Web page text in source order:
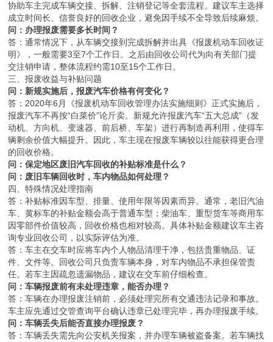
协助车主完成车辆交接、拆解、注销登记等全套流程。建议车主选择
成立时间长、信誉良好的回收企业，避免因手续不全导致后续麻烦。
问：办理报废需要多长时间？
答：通常情况下，从车辆交接到完成拆解并出具《报废机动车回收证
明》，一般需要3至7个工作日。之后由回收公司代为向有关部门提
交注销申请，整体流程约需10至15个工作日。
三、报废收益与补贴问题
问：新规实施后，报废汽车价格有何变化？
答：2020年6月《报废机动车回收管理办法实施细则》正式实施后，
报废汽车不再按“白菜价”论斤卖。新规允许报废汽车“五大总成”（发
动机、方向机、变速器、前后桥、车架）进行再制造再利用，使得车
辆剩余价值大幅提升。因此，车主现在报废车辆较以往能获得更合理
的回收价格。
问：保定地区废旧汽车回收的补贴标准是什么？
问：废旧车辆回收时，车内物品如何处理？
四、特殊情况处理指南
答：补贴标准因车型、排量、使用年限等因素而异。通常，老旧汽油
车、黄标车的补贴金额会高于普通车型；柴油车、重型货车等商用车
因零部件价值较高，回收价格也相对较高。具体补贴金额建议车主咨
询专业回收公司，以实际评估为准。
答：车主在交车时应将车内个人物品清理干净，包括贵重物品、证
件、文件等。回收公司只负责车辆本身，对车内物品不承担保管责
任。若车主因疏忽遗漏物品，建议在交车前仔细检查。
问：车辆报废前有未处理违章，能否办理？
答：车辆在办理报废注销前，必须处理完所有交通违法记录和事故。
车主应先通过交管查询平台确认违章已处理完毕，再办理报废手续。
问：车辆丢失后能否直接办理报废？
答：车辆丢失需先向公安机关报案，并办理车辆被盗备案。若车辆找